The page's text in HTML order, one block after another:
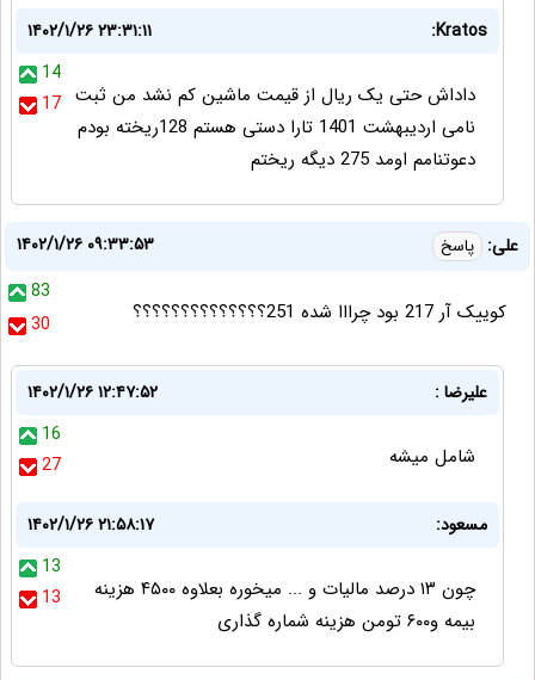
Kratos:
۱۴۰۲/۱/۲۶ ۲۳:۳۱:۱۱
14
17 داداش حتی یک ریال از قیمت ماشین کم نشد من ثبت
نامی اردیبهشت 1401 تارا دستی هستم 128ریخته بودم
دعوتنامم اومد 275 دیگه ریختم
علی: پاسخ
۱۴۰۲/۱/۲۶ ۰۹:۳۳:۵۳
83
30
کوییک آر 217 بود چرااا شده 251؟؟؟؟؟؟؟؟؟؟؟؟؟؟
علیرضا :
۱۴۰۲/۱/۲۶ ۱۲:۴۷:۵۲
16
27
شامل میشه
مسعود:
۱۴۰۲/۱/۲۶ ۲۱:۵۸:۱۷
13
13
چون ۱۳ درصد مالیات و ... میخوره بعلاوه ۴۵۰۰ هزینه
بیمه و۶۰۰ تومن هزینه شماره گذاری